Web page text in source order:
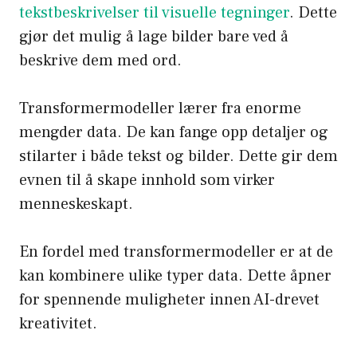
tekstbeskrivelser til visuelle tegninger. Dette
gjør det mulig å lage bilder bare ved å
beskrive dem med ord.
Transformermodeller lærer fra enorme
mengder data. De kan fange opp detaljer og
stilarter i både tekst og bilder. Dette gir dem
evnen til å skape innhold som virker
menneskeskapt.
En fordel med transformermodeller er at de
kan kombinere ulike typer data. Dette åpner
for spennende muligheter innen AI-drevet
kreativitet.